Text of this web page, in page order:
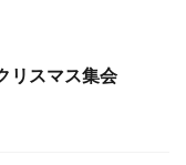
リスマス集会